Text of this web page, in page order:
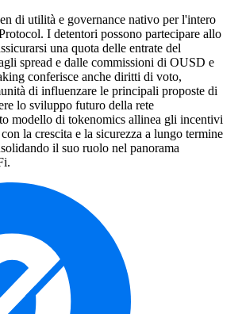
di utilità e governance nativo per l'intero
I detentori possono partecipare allo
una quota delle entrate del
spread e dalle commissioni di OUSD e
conferisce anche diritti di voto,
di influenzare le principali proposte di
lo sviluppo futuro della rete
modello di tokenomics allinea gli incentivi
la crescita e la sicurezza a lungo termine
il suo ruolo nel panorama